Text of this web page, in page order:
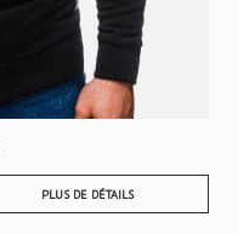
PLUS DE DÉTAILS